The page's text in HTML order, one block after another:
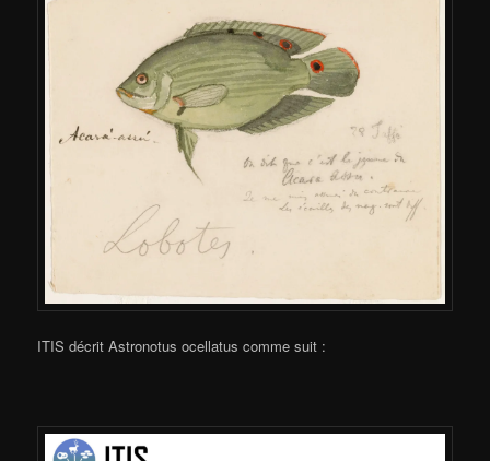
ITIS décrit Astronotus ocellatus comme suit :